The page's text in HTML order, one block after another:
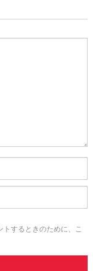
するときのために、こ